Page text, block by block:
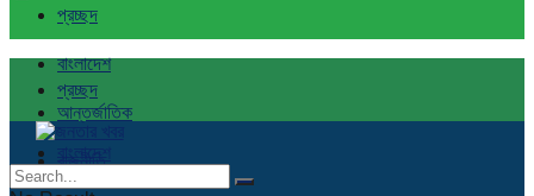
প্রচ্ছদ
বাংলাদেশ
আন্তর্জাতিক
রাজনীতি
প্রচ্ছদ
বাংলাদেশ